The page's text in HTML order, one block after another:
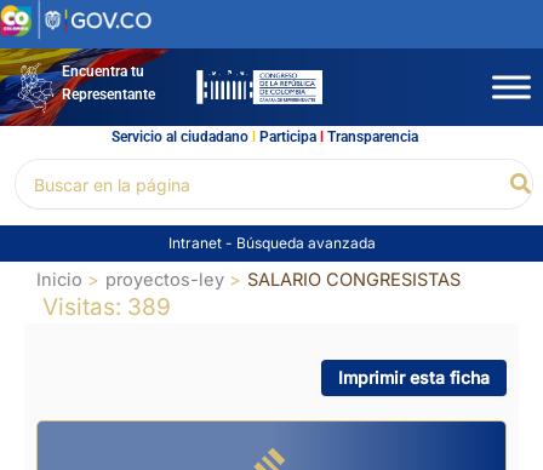
Ir
al
contenidoEncuentra tu
Representante
Servicio al ciudadano l Participal Transparencia
por:
Intranet - Búsqueda avanzada
Inicio proyectos-ley SALARIO CONGRESISTAS
Visitas: 389
Imprimir esta ficha